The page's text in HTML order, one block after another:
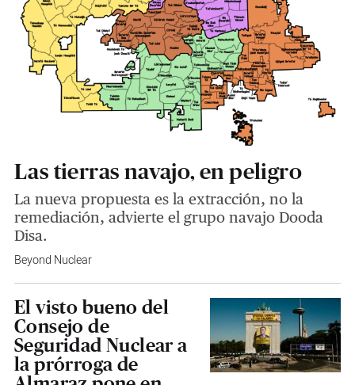
Las tierras navajo, en peligro
La nueva propuesta es la extracción, no la
remediación, advierte el grupo navajo Dooda
Disa.
Beyond Nuclear
El visto bueno del
Consejo de
Seguridad Nuclear a
la prórroga de